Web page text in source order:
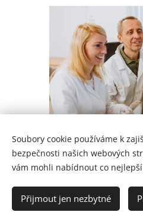
Powered by
Soubory cookie používáme k
bezpečnosti našich webových
vám mohli nabídnout co
Přijmout jen nezbytné